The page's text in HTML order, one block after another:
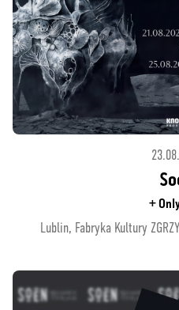
+
Lublin, Fabryka Kultury